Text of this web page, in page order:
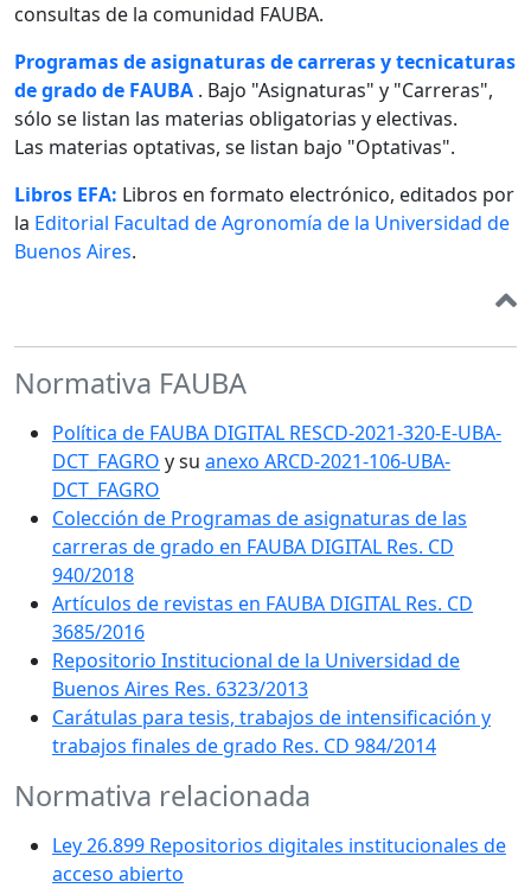
consultas de la comunidad FAUBA.
Programas de asignaturas de carreras y tecnicaturas
de grado de FAUBA . Bajo "Asignaturas" y "Carreras",
sólo se listan las materias obligatorias y electivas.
Las materias optativas, se listan bajo "Optativas".
Libros EFA: Libros en formato electrónico, editados por
la Editorial Facultad de Agronomía de la Universidad de
Buenos Aires.
Normativa FAUBA
Política de FAUBA DIGITAL RESCD-2021-320-E-UBA-
DCT_FAGRO y su anexo ARCD-2021-106-UBA-
DCT_FAGRO
Colección de Programas de asignaturas de las
carreras de grado en FAUBA DIGITAL Res. CD
940/2018
Artículos de revistas en FAUBA DIGITAL Res. CD
3685/2016
Repositorio Institucional de la Universidad de
Buenos Aires Res. 6323/2013
Carátulas para tesis, trabajos de intensificación y
trabajos finales de grado Res. CD 984/2014
Normativa relacionada
Ley 26.899 Repositorios digitales institucionales de
acceso abierto